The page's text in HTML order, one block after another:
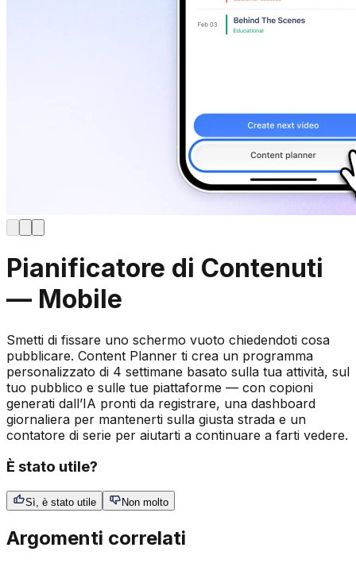
Pianificatore di Contenuti
— Mobile
Smetti di fissare uno schermo vuoto chiedendoti cosa
pubblicare. Content Planner ti crea un programma
personalizzato di 4 settimane basato sulla tua attività, sul
tuo pubblico e sulle tue piattaforme — con copioni
generati dall’IA pronti da registrare, una dashboard
giornaliera per mantenerti sulla giusta strada e un
contatore di serie per aiutarti a continuare a farti vedere.
È stato utile?
Sì, è stato utile Non molto
Argomenti correlati